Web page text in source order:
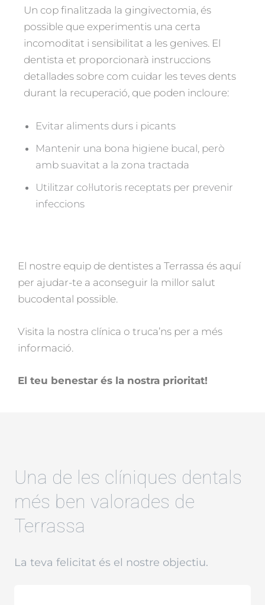
Un cop finalitzada la gingivectomia, és
possible que experimentis una certa
incomoditat i sensibilitat a les genives. El
dentista et proporcionarà instruccions
detallades sobre com cuidar les teves dents
durant la recuperació, que poden incloure:
Evitar aliments durs i picants
Mantenir una bona higiene bucal, però
amb suavitat a la zona tractada
Utilitzar col·lutoris receptats per prevenir
infeccions
El nostre equip de dentistes a Terrassa és aquí
per ajudar-te a aconseguir la millor salut
bucodental possible.
Visita la nostra clínica o truca’ns per a més
informació.
El teu benestar és la nostra prioritat!
Una de les clíniques dentals
més ben valorades de
Terrassa
La teva felicitat és el nostre objectiu.